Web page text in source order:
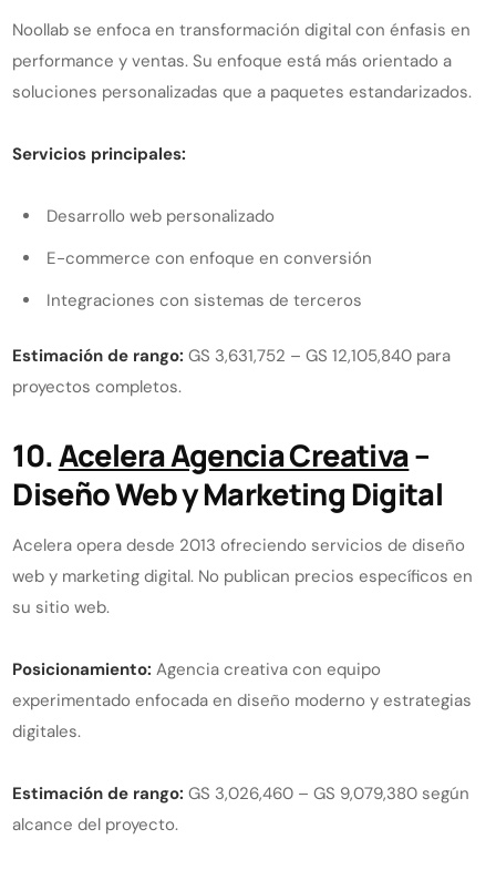
Noollab se enfoca en transformación digital con énfasis en
performance y ventas. Su enfoque está más orientado a
soluciones personalizadas que a paquetes estandarizados.
Servicios principales:
Desarrollo web personalizado
E-commerce con enfoque en conversión
Integraciones con sistemas de terceros
Estimación de rango: GS 3,631,752 – GS 12,105,840 para
proyectos completos.
10.Acelera Agencia Creativa–
Diseño Web y Marketing Digital
Acelera opera desde 2013 ofreciendo servicios de diseño
web y marketing digital. No publican precios específicos en
su sitio web.
Posicionamiento: Agencia creativa con equipo
experimentado enfocada en diseño moderno y estrategias
digitales.
Estimación de rango: GS 3,026,460 – GS 9,079,380 según
alcance del proyecto.